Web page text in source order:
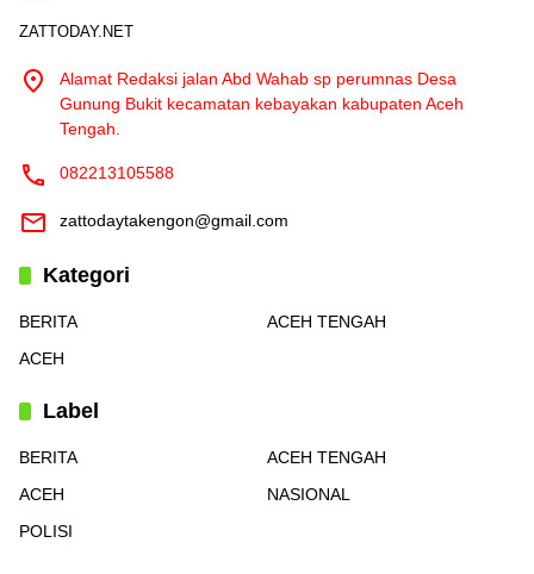
ZATTODAY.NET
Alamat Redaksi jalan Abd Wahab sp perumnas Desa
Gunung Bukit kecamatan kebayakan kabupaten Aceh
Tengah.
082213105588
zattodaytakengon@gmail.com
Kategori
BERITA
ACEH TENGAH
ACEH
Label
BERITA
ACEH TENGAH
ACEH
NASIONAL
POLISI